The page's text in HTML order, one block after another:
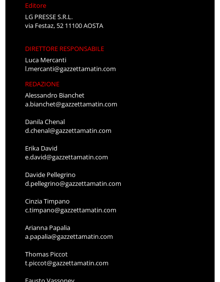
Editore
LG PRESSE S.R.L.
via Festaz, 52 11100 AOSTA
DIRETTORE RESPONSABILE
Luca Mercanti
l.mercanti@gazzettamatin.com
REDAZIONE
Alessandro Bianchet
a.bianchet@gazzettamatin.com
Danila Chenal
d.chenal@gazzettamatin.com
Erika David
e.david@gazzettamatin.com
Davide Pellegrino
d.pellegrino@gazzettamatin.com
Cinzia Timpano
c.timpano@gazzettamatin.com
Arianna Papalia
a.papalia@gazzettamatin.com
Thomas Piccot
t.piccot@gazzettamatin.com